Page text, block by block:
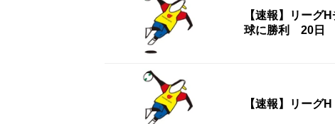
【速報】リー
球に勝利 20日
【速報】リー